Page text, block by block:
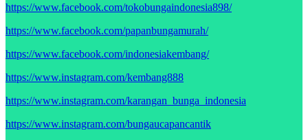
https://www.facebook.com/tokobungaindonesia898/
https://www.facebook.com/papanbungamurah/
https://www.facebook.com/indonesiakembang/
https://www.instagram.com/kembang888
https://www.instagram.com/karangan_bunga_indonesia
https://www.instagram.com/bungaucapancantik